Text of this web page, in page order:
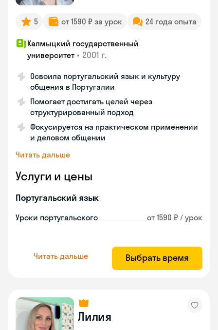
5 от 1590 ₽ за урок 24 года опыта
Калмыцкий государственный
университет • 2001 г.
Освоила португальский язык и культуру
общения в Португалии
Помогает достигать целей через
структурированный подход
Фокусируется на практическом применении
и деловом общении
Читать дальше
Услуги и цены
Португальский язык
Уроки португальского от 1590 ₽ / урок
Читать дальше Выбрать время
Лилия